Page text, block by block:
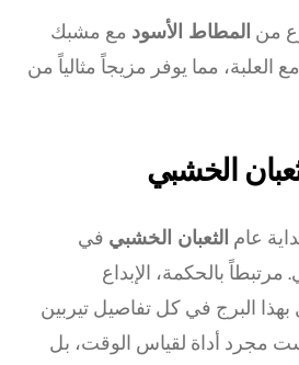
من المطاط الأسود مع مشبك
العلبة، مما يوفر مزيجاً مثالياً من
الخشبي
الثعبان الخشبي في
مرتبطاً بالحكمة، الإبداع
بهذا البرج في كل تفاصيل تيربين
مجرد أداة لقياس الوقت، بل